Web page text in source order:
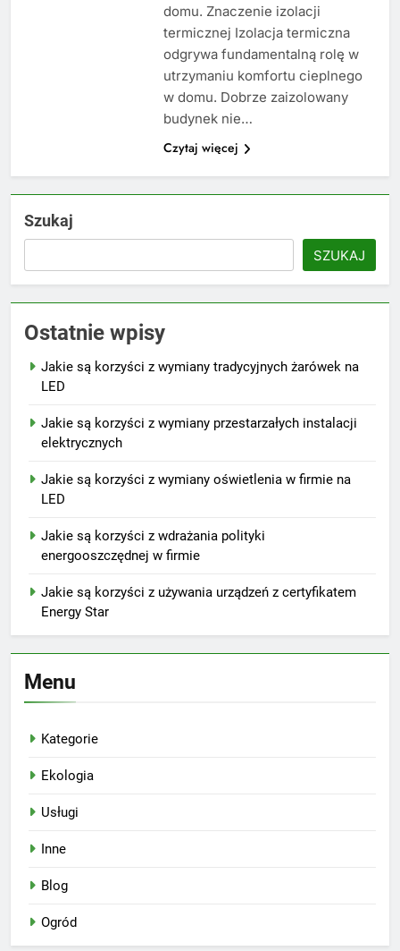
domu. Znaczenie izolacji
termicznej Izolacja termiczna
odgrywa fundamentalną rolę w
utrzymaniu komfortu cieplnego
w domu. Dobrze zaizolowany
budynek nie…
Czytaj więcej
Szukaj
SZUKAJ
Ostatnie wpisy
Jakie są korzyści z wymiany tradycyjnych żarówek na
LED
Jakie są korzyści z wymiany przestarzałych instalacji
elektrycznych
Jakie są korzyści z wymiany oświetlenia w firmie na
LED
Jakie są korzyści z wdrażania polityki
energooszczędnej w firmie
Jakie są korzyści z używania urządzeń z certyfikatem
Energy Star
Menu
Kategorie
Ekologia
Usługi
Inne
Blog
Ogród